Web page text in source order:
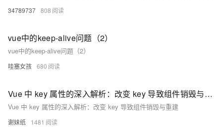
34789737 808
vue中的keep-alive问题（2）
vue中的keep-alive问题（2）
哇塞女孩 680
Vue 中 key 属性的深入解析：改变 key 导致组件销毁与重建
Vue 中 key 属性的深入解析：改变 key 导致组件销毁与重建
谢妹纸 1481